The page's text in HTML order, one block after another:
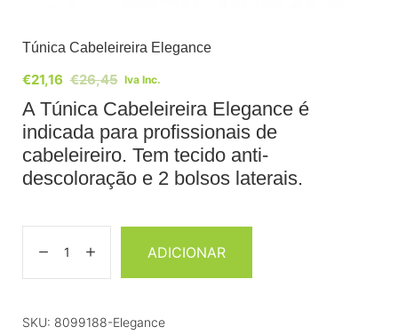
Túnica Cabeleireira Elegance
€26,45
€21,16 Iva Inc.
A Túnica Cabeleireira Elegance é
indicada para profissionais de
cabeleireiro. Tem tecido anti-
descoloração e 2 bolsos laterais.
ADICIONAR
SKU: 8099188-Elegance